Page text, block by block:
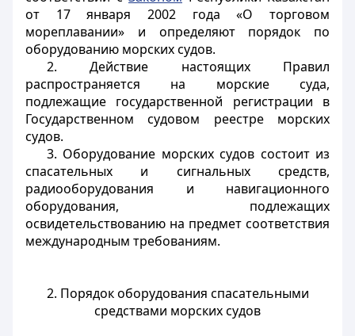
от 17 января 2002 года «О торговом
мореплавании» и определяют порядок по
оборудованию морских судов.
2. Действие настоящих Правил
распространяется на морские суда,
подлежащие государственной регистрации в
Государственном судовом реестре морских
судов.
3. Оборудование морских судов состоит из
спасательных и сигнальных средств,
радиооборудования и навигационного
оборудования, подлежащих
освидетельствованию на предмет соответствия
международным требованиям.
2. Порядок оборудования спасательными
средствами морских судов